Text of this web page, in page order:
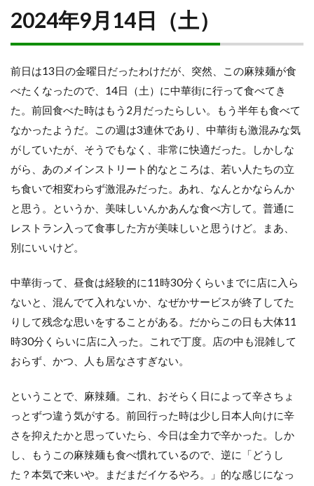
2024年9月14日（土）
前日は13日の金曜日だったわけだが、突然、この麻辣麺が食
べたくなったので、14日（土）に中華街に行って食べてき
た。前回食べた時はもう2月だったらしい。もう半年も食べて
なかったようだ。この週は3連休であり、中華街も激混みな気
がしていたが、そうでもなく、非常に快適だった。しかしな
がら、あのメインストリート的なところは、若い人たちの立
ち食いで相変わらず激混みだった。あれ、なんとかならんか
と思う。というか、美味しいんかあんな食べ方して。普通に
レストラン入って食事した方が美味しいと思うけど。まあ、
別にいいけど。
中華街って、昼食は経験的に11時30分くらいまでに店に入ら
ないと、混んでて入れないか、なぜかサービスが終了してた
りして残念な思いをすることがある。だからこの日も大体11
時30分くらいに店に入った。これで丁度。店の中も混雑して
おらず、かつ、人も居なさすぎない。
ということで、麻辣麺。これ、おそらく日によって辛さちょ
っとずつ違う気がする。前回行った時は少し日本人向けに辛
さを抑えたかと思っていたら、今日は全力で辛かった。しか
し、もうこの麻辣麺も食べ慣れているので、逆に「どうし
た？本気で来いや。まだまだイケるやろ。」的な感じになっ